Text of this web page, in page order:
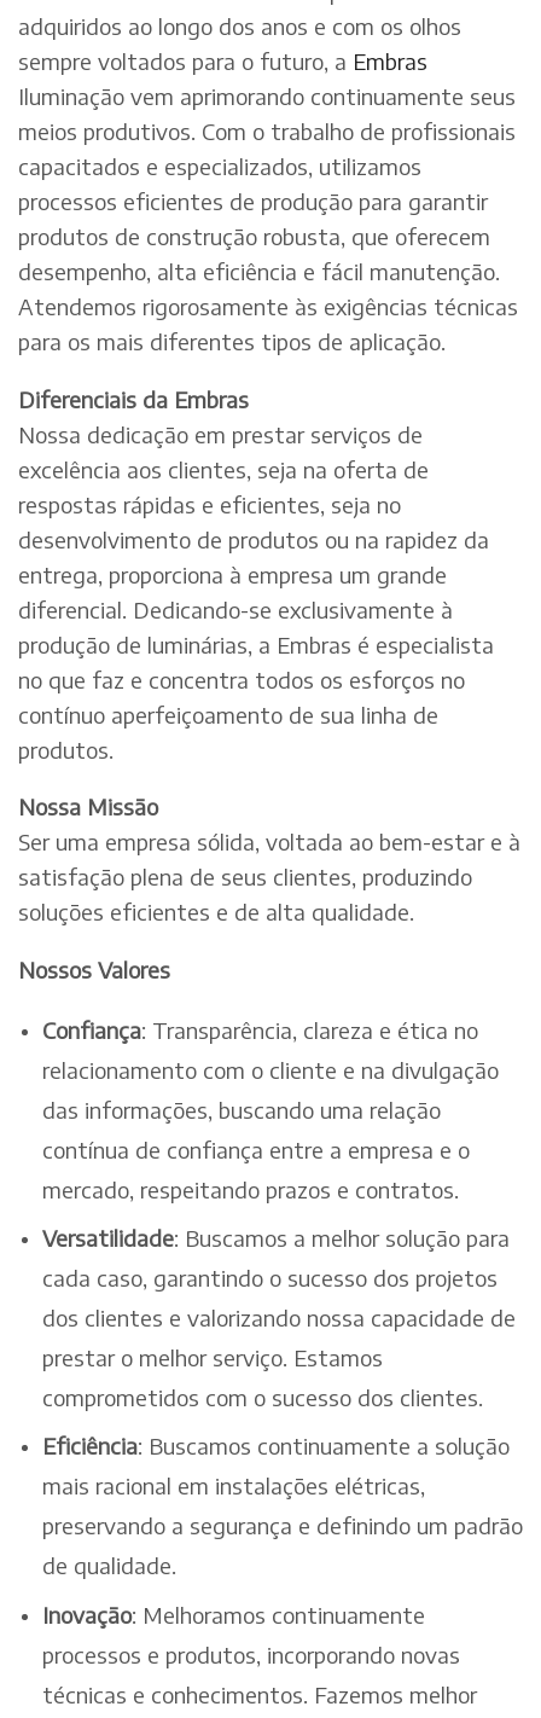
adquiridos ao longo dos anos e com os olhos
sempre voltados para o futuro, a Embras
Iluminação vem aprimorando continuamente seus
meios produtivos. Com o trabalho de profissionais
capacitados e especializados, utilizamos
processos eficientes de produção para garantir
produtos de construção robusta, que oferecem
desempenho, alta eficiência e fácil manutenção.
Atendemos rigorosamente às exigências técnicas
para os mais diferentes tipos de aplicação.
Diferenciais da Embras
Nossa dedicação em prestar serviços de
excelência aos clientes, seja na oferta de
respostas rápidas e eficientes, seja no
desenvolvimento de produtos ou na rapidez da
entrega, proporciona à empresa um grande
diferencial. Dedicando-se exclusivamente à
produção de luminárias, a Embras é especialista
no que faz e concentra todos os esforços no
contínuo aperfeiçoamento de sua linha de
produtos.
Nossa Missão
Ser uma empresa sólida, voltada ao bem-estar e à
satisfação plena de seus clientes, produzindo
soluções eficientes e de alta qualidade.
Nossos Valores
Confiança: Transparência, clareza e ética no
relacionamento com o cliente e na divulgação
das informações, buscando uma relação
contínua de confiança entre a empresa e o
mercado, respeitando prazos e contratos.
Versatilidade: Buscamos a melhor solução para
cada caso, garantindo o sucesso dos projetos
dos clientes e valorizando nossa capacidade de
prestar o melhor serviço. Estamos
comprometidos com o sucesso dos clientes.
Eficiência: Buscamos continuamente a solução
mais racional em instalações elétricas,
preservando a segurança e definindo um padrão
de qualidade.
Inovação: Melhoramos continuamente
processos e produtos, incorporando novas
técnicas e conhecimentos. Fazemos melhor